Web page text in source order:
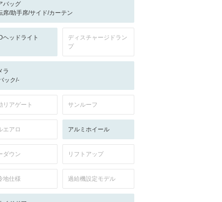
バッグ
席/助手席/サイド/カーテン
ヘッドライト
ディスチャージドラン
プ
ラ
ック/-
リアゲート サンルーフ
エアロ アルミホイール
ダウン リフトアップ
地仕様 過給機設定モデル